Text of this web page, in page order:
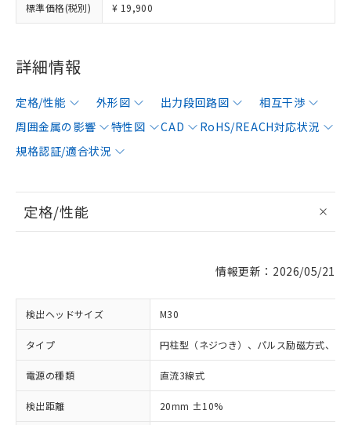
標準価格(税別) ¥ 19,900
詳細情報
定格/性能 外形図 出力段回路図
相互干渉
周囲金属の影響
特性図 CAD
RoHS/REACH対応状況
規格認証/適合状況
定格/性能
情報更新：2026/05/21
検出ヘッドサイズ M30
タイプ 円柱型（ネジつき）、パルス励磁方式、シ
電源の種類 直流3線式
検出距離 20mm ±10%